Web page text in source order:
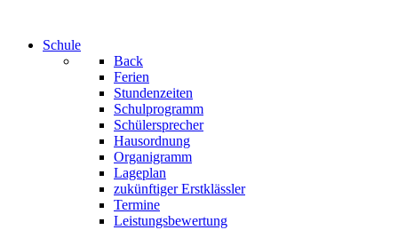
Schule
Back
Ferien
Stundenzeiten
Schulprogramm
Schülersprecher
Hausordnung
Organigramm
Lageplan
zukünftiger Erstklässler
Termine
Leistungsbewertung